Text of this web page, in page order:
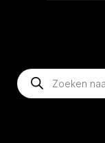
Producten
zoeken